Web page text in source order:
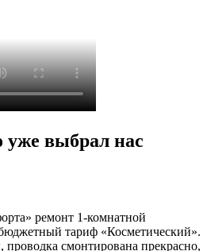
выбрал нас
ремонт 1-комнатной
тариф «Косметический».
смонтирована прекрасно,